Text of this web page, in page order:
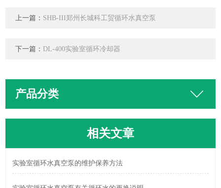
上一篇： SHB-III郑州长城科工贸循环水真空泵
下一篇： DL-400实验室循环冷却器
产品分类
相关文章
实验室循环水真空泵的维护保养方法